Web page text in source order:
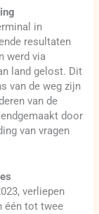
in
resultaten
werd via
land gelost. Dit
van de weg zijn
van de
door
van vragen
verliepen
één tot twee